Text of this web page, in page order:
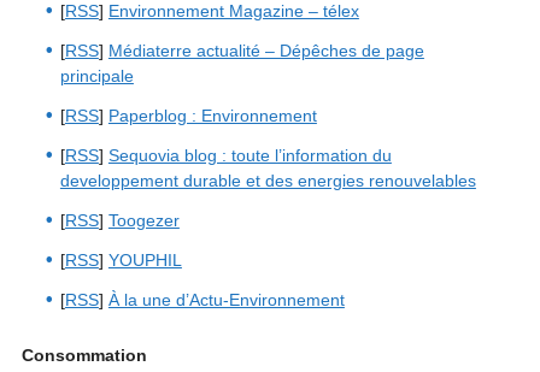
[RSS] Environnement Magazine – télex
[RSS] Médiaterre actualité – Dépêches de page
principale
[RSS] Paperblog : Environnement
[RSS] Sequovia blog : toute l’information du
developpement durable et des energies renouvelables
[RSS] Toogezer
[RSS] YOUPHIL
[RSS] À la une d’Actu-Environnement
Consommation